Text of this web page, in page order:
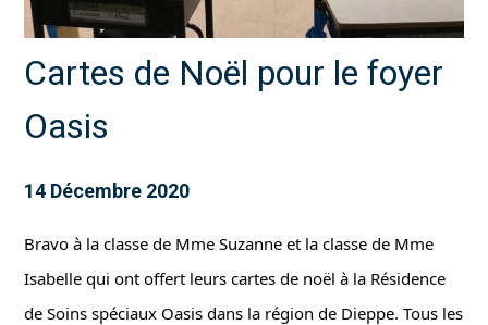
Cartes de Noël pour le foyer
Oasis
14 Décembre 2020
Bravo à la classe de Mme Suzanne et la classe de Mme
Isabelle qui ont offert leurs cartes de noël à la Résidence
de Soins spéciaux Oasis dans la région de Dieppe. Tous les